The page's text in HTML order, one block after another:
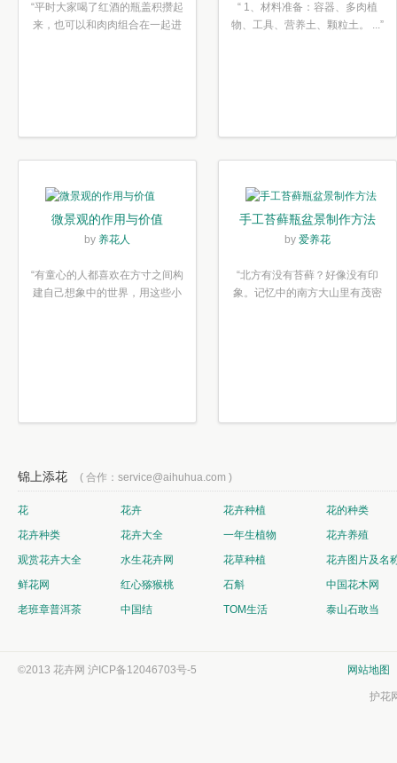
“平时大家喝了红酒的瓶盖积攒起
来，也可以和肉肉组合在一起进
“ 1、材料准备：容器、多肉植
物、工具、营养土、颗粒土。 ...”
微景观的作用与价值
by 养花人
“有童心的人都喜欢在方寸之间构
建自己想象中的世界，用这些小
手工苔藓瓶盆景制作方法
by 爱养花
“北方有没有苔藓？好像没有印
象。记忆中的南方大山里有茂密
锦上添花 ( 合作：service@aihuhua.com )
花 花卉 花卉种植
花的种类
花卉种类
花卉大全 一年生植物
花卉养殖
观赏花卉大全
水生花卉网 花草种植
花卉图片及名
鲜花网
红心猕猴桃 石斛
中国花木网
老班章普洱茶
中国结 TOM生活 泰山石敢当
©2013 花卉网 沪ICP备12046703号-5 网站地图
护花